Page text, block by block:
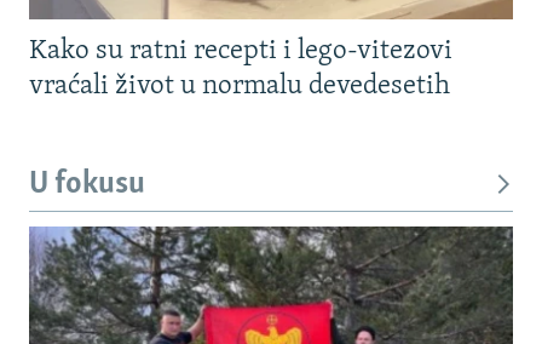
Kako su ratni recepti i lego-vitezovi
vraćali život u normalu devedesetih
U fokusu